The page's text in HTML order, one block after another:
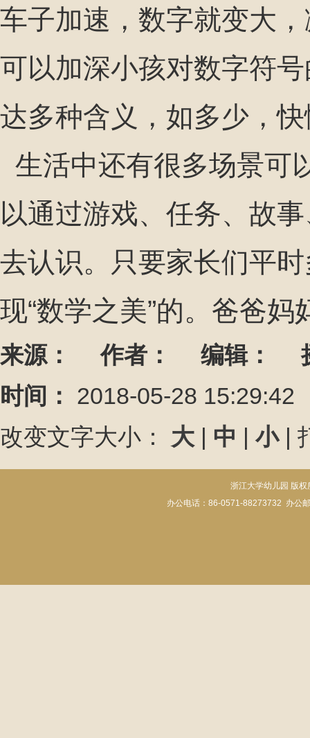
车子加速，数字就变大
可以加深小孩对数字符
达多种含义，如多少，
生活中还有很多场景可
以通过游戏、任务、故
去认识。只要家长们平
现“数学之美”的。爸爸妈
来源： 作者： 编辑：
时间：
2018-05-28
改变文字大小： 大 | 中 | 小|
浙江大学幼儿园 版
办公电话：86-0571-88273732 办公